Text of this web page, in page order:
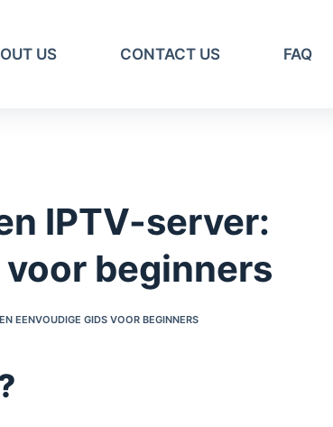
US CONTACT US FAQ
IPTV-server:
beginners
EENVOUDIGE GIDS VOOR BEGINNERS